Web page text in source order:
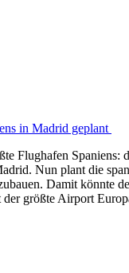
in Madrid geplant
Flughafen Spaniens:
Nun plant die
Damit könnte
der größte Airport